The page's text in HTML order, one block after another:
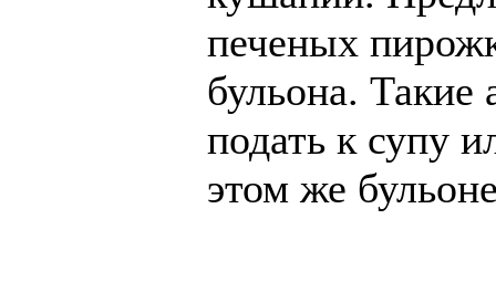
печеных
бульона.
подать к супу
этом же